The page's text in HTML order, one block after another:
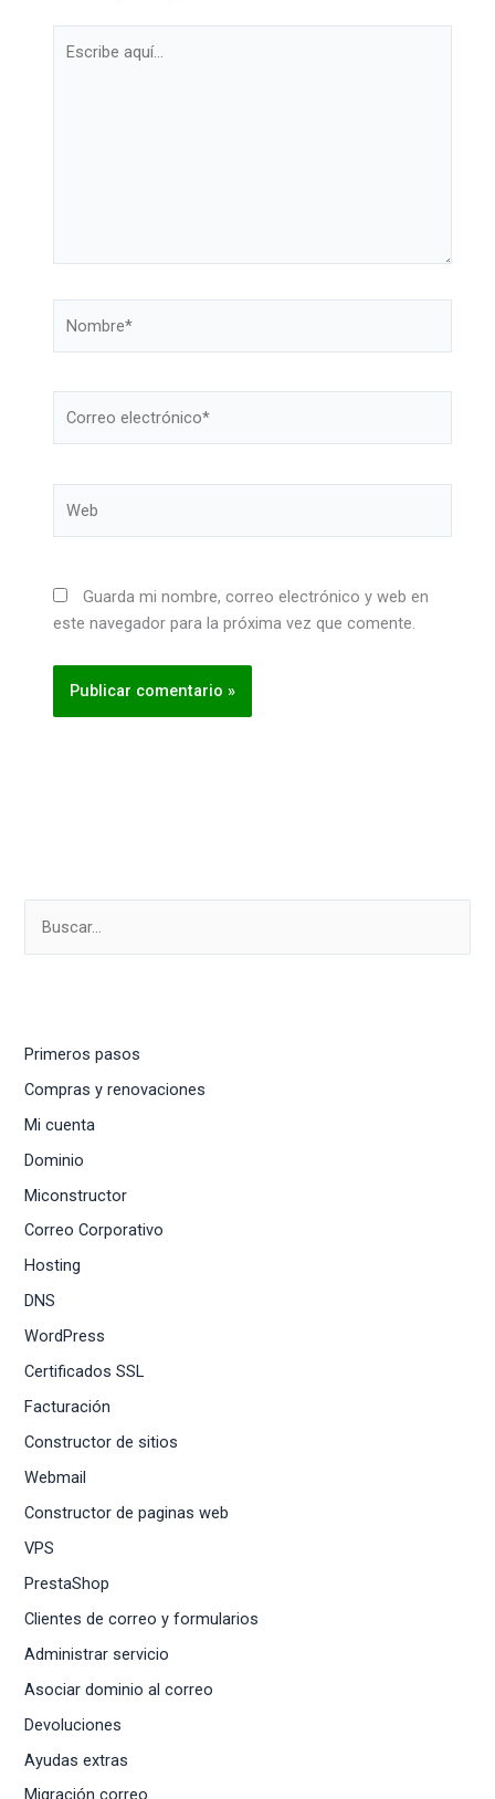
Primeros pasos
Compras y renovaciones
Mi cuenta
Dominio
Miconstructor
Correo Corporativo
Hosting
DNS
WordPress
Certificados SSL
Facturación
Constructor de sitios
Webmail
Constructor de paginas web
VPS
PrestaShop
Clientes de correo y formularios
Administrar servicio
Asociar dominio al correo
Devoluciones
Ayudas extras
aquí...
Guarda mi nombre, correo electrónico y web en
este navegador para la próxima vez que comente.